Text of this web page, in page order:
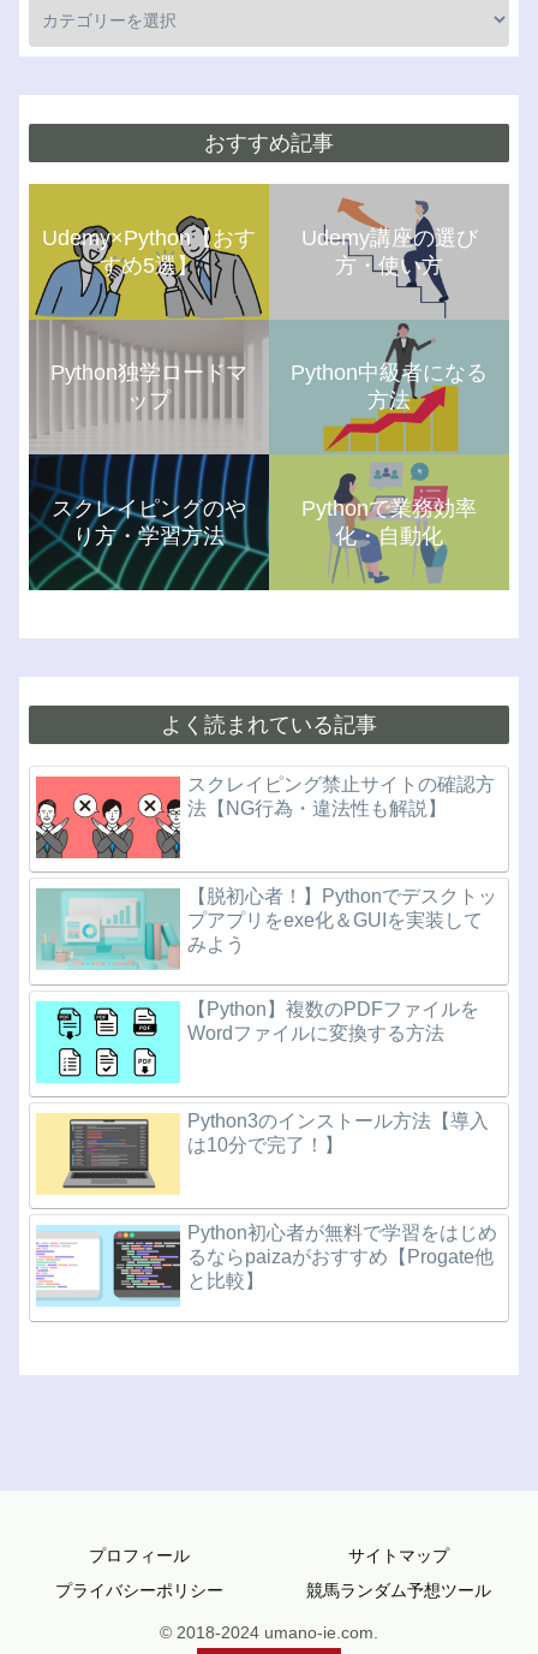
おすすめ記事
Udemy×Python【おす
すめ5選】
Udemy講座の選び
方・使い方
Python独学ロードマ
ップ
Python中級者になる
方法
スクレイピングのや
り方・学習方法
Pythonで業務効率
化・自動化
よく読まれている記事
スクレイピング禁止サイトの確認方
法【NG行為・違法性も解説】
【脱初心者！】Pythonでデスクトッ
プアプリをexe化＆GUIを実装して
みよう
【Python】複数のPDFファイルを
Wordファイルに変換する方法
Python3のインストール方法【導入
は10分で完了！】
Python初心者が無料で学習をはじめ
るならpaizaがおすすめ【Progate他
と比較】
プロフィール
サイトマップ
プライバシーポリシー
競馬ランダム予想ツール
© 2018-2024 umano-ie.com.